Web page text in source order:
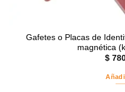
Gafetes o Placas de
magnética
$